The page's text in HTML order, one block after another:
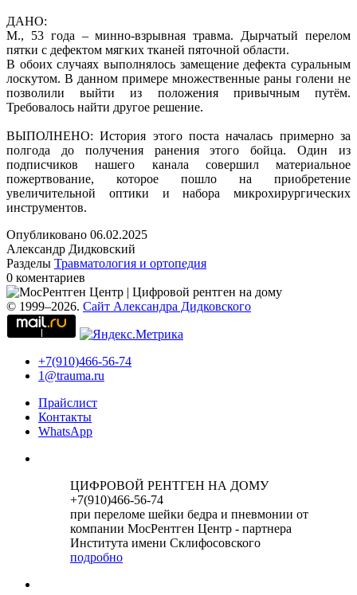
ДАНО:
М., 53 года – минно-взрывная травма. Дырчатый перелом
пятки с дефектом мягких тканей пяточной области.
В обоих случаях выполнялось замещение дефекта суральным
лоскутом. В данном примере множественные раны голени не
позволили выйти из положения привычным путём.
Требовалось найти другое решение.
ВЫПОЛНЕНО: История этого поста началась примерно за
полгода до получения ранения этого бойца. Один из
подписчиков нашего канала совершил материальное
пожертвование, которое пошло на приобретение
увеличительной оптики и набора микрохирургических
инструментов.
Опубликовано 06.02.2025
Александр Дидковский
Разделы Травматология и ортопедия
0 коментариев
© 1999–2026. Сайт Александра Дидковского
+7(910)466-56-74
1@trauma.ru
Прайслист
Контакты
WhatsApp
ЦИФРОВОЙ РЕНТГЕН НА ДОМУ
+7(910)466-56-74
при переломе шейки бедра и пневмонии от
компании МосРентген Центр - партнера
Института имени Склифосовского
подробно